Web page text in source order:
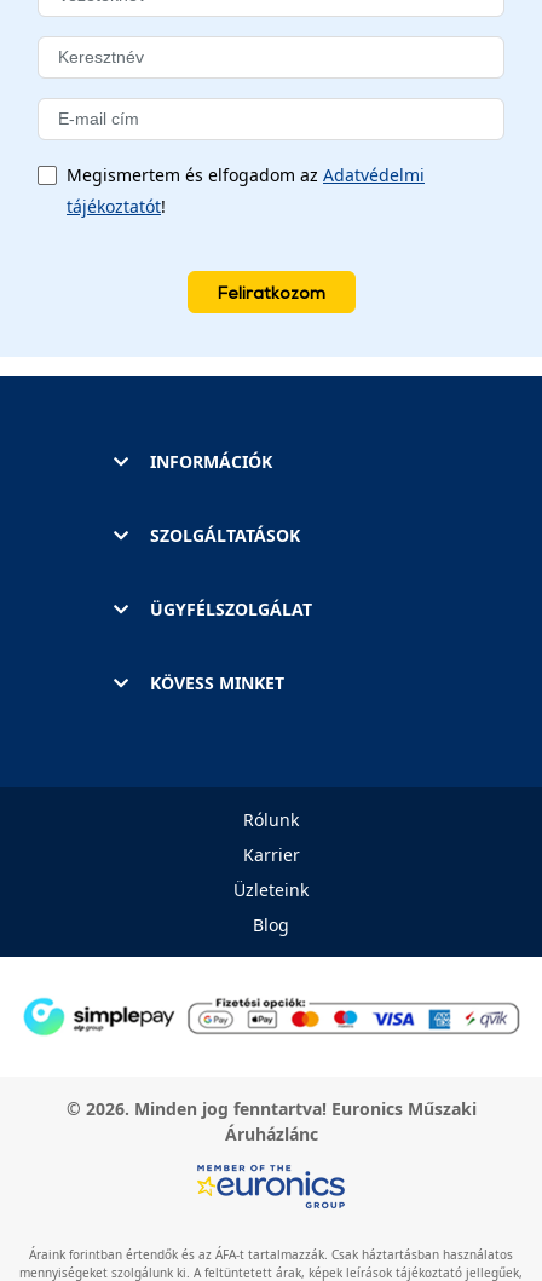
Megismertem és elfogadom az Adatvédelmi
tájékoztatót!
Feliratkozom
INFORMÁCIÓK
SZOLGÁLTATÁSOK
ÜGYFÉLSZOLGÁLAT
KÖVESS MINKET
Rólunk
Karrier
Üzleteink
Blog
© 2026. Minden jog fenntartva! Euronics Műszaki
Áruházlánc
Áraink forintban értendők és az ÁFA-t tartalmazzák. Csak háztartásban használatos
mennyiségeket szolgálunk ki. A feltüntetett árak, képek leírások tájékoztató jellegűek,